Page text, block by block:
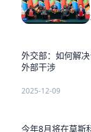
外交部：如何解
外部干涉
2025-12-09
今年8月将在莫斯